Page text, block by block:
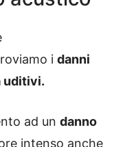
i danni
uditivi.
ad un danno
intenso anche